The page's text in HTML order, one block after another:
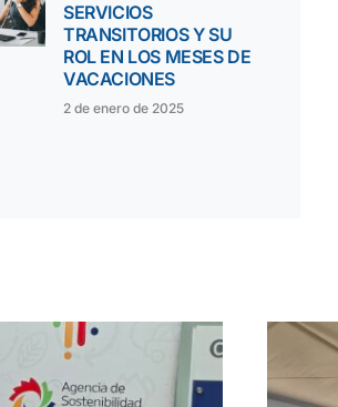
SERVICIOS
TRANSITORIOS Y SU
ROL EN LOS MESES DE
VACACIONES
2 de enero de 2025